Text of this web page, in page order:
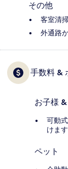
その他
客室清
外通路
手数料 &
お子様
可動
けます
ペット